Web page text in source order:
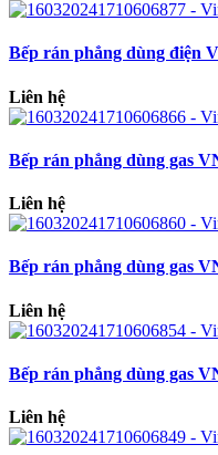
Bếp rán phẳng dùng điện
Liên hệ
Bếp rán phẳng dùng gas
Liên hệ
Bếp rán phẳng dùng gas
Liên hệ
Bếp rán phẳng dùng gas
Liên hệ